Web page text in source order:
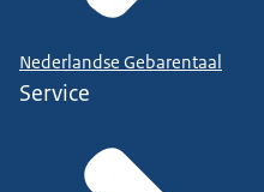
Nederlandse Gebarentaal
Service